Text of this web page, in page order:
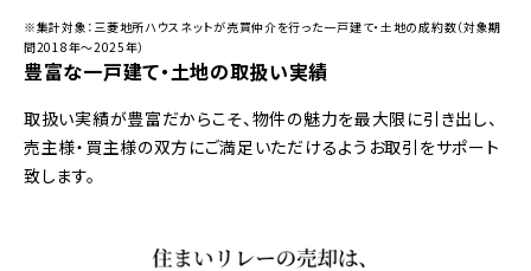
豊富な一戸建て・土地の取扱い実績
取扱い実績が豊富だからこそ、物件の魅力を最大限に引き出し、
売主様・買主様の双方にご満足いただけるようお取引をサポート
致します。
※集計対象：三菱地所ハウスネットが売買仲介を行った一戸建て・土地の成約数（対象期
間2018年～2025年）